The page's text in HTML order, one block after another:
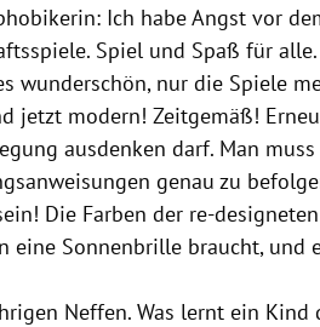
Ich habe Angst vor
Spiel und Spaß für
wunderschön, nur die Spiele
jetzt modern! Zeitgemäß!
ausdenken darf. Man
genau zu
Die Farben der re-
eine Sonnenbrille braucht, und
Neffen. Was lernt ein Kind